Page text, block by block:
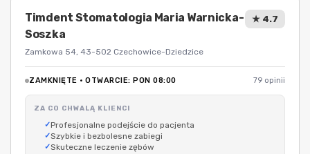
Timdent Stomatologia Maria Warnicka-
Soszka
Zamkowa 54, 43-502 Czechowice-Dziedzice
★ 4.7
ZAMKNIĘTE · OTWARCIE: PON 08:00 79 opinii
ZA CO CHWALĄ KLIENCI
Profesjonalne podejście do pacjenta
Szybkie i bezbolesne zabiegi
Skuteczne leczenie zębów